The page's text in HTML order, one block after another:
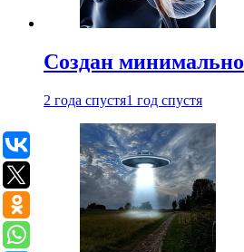
Создан
2 года спустя1 год спустя